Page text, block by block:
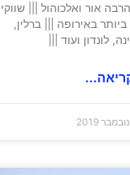
אור ואלכוהול ||| שווקי
באירופה ||| ברלין,
לונדון ועוד |||